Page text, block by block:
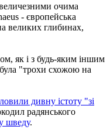
очима
- європейська
великих глибинах,
як і з будь-яким іншим
"трохи схожою на
дивну істоту "зі
радянського
шведу.